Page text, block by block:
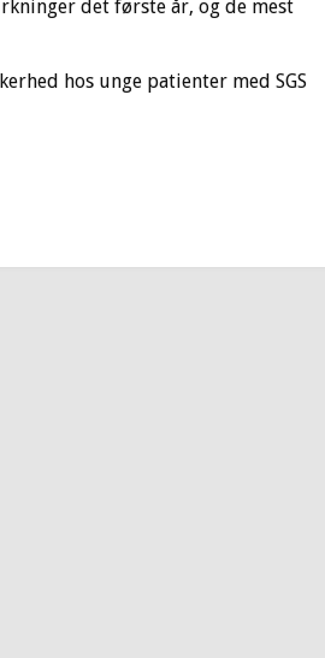
det første år, og de mest
hos unge patienter med SGS